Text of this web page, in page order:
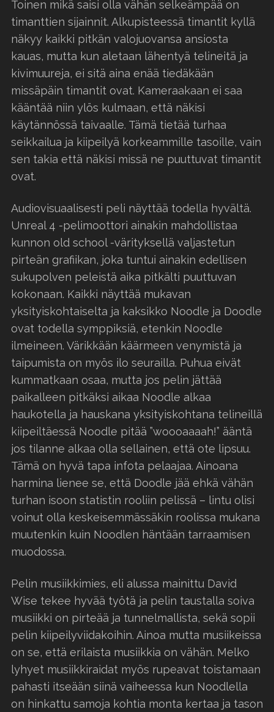
Toinen mikä saisi olla vähän selkeämpää on
timanttien sijainnit. Alkupisteessä timantit kyllä
näkyy kaikki pitkän valojuovansa ansiosta
kauas, mutta kun aletaan lähentyä telineitä ja
kivimuureja, ei sitä aina enää tiedäkään
missäpäin timantit ovat. Kameraakaan ei saa
kääntää niin ylös kulmaan, että näkisi
käytännössä taivaalle. Tämä tietää turhaa
seikkailua ja kiipeilyä korkeammille tasoille, vain
sen takia että näkisi missä ne puuttuvat timantit
ovat.
Audiovisuaalisesti peli näyttää todella hyvältä.
Unreal 4 -pelimoottori ainakin mahdollistaa
kunnon old school -värityksellä valjastetun
pirteän grafiikan, joka tuntui ainakin edellisen
sukupolven peleistä aika pitkälti puuttuvan
kokonaan. Kaikki näyttää mukavan
yksityiskohtaiselta ja kaksikko Noodle ja Doodle
ovat todella symppiksiä, etenkin Noodle
ilmeineen. Värikkään käärmeen venymistä ja
taipumista on myös ilo seurailla. Puhua eivät
kummatkaan osaa, mutta jos pelin jättää
paikalleen pitkäksi aikaa Noodle alkaa
haukotella ja hauskana yksityiskohtana telineillä
kiipeiltäessä Noodle pitää ”woooaaaah!” ääntä
jos tilanne alkaa olla sellainen, että ote lipsuu.
Tämä on hyvä tapa infota pelaajaa. Ainoana
harmina lienee se, että Doodle jää ehkä vähän
turhan isoon statistin rooliin pelissä – lintu olisi
voinut olla keskeisemmässäkin roolissa mukana
muutenkin kuin Noodlen häntään tarraamisen
muodossa.
Pelin musiikkimies, eli alussa mainittu David
Wise tekee hyvää työtä ja pelin taustalla soiva
musiikki on pirteää ja tunnelmallista, sekä sopii
pelin kiipeilyviidakoihin. Ainoa mutta musiikeissa
on se, että erilaista musiikkia on vähän. Melko
lyhyet musiikkiraidat myös rupeavat toistamaan
pahasti itseään siinä vaiheessa kun Noodlella
on hinkattu samoja kohtia monta kertaa ja tason